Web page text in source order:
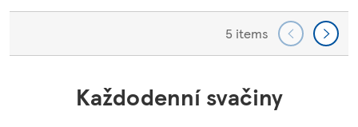
5 items
Každodenní svačiny